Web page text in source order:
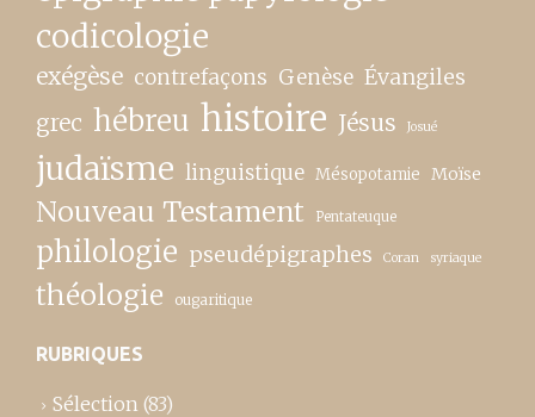
codicologie
exégèse contrefaçons Genèse Évangiles
grec hébreu histoire Jésus Josué
judaïsme linguistique Mésopotamie Moïse
Nouveau Testament Pentateuque
philologie pseudépigraphes Coran syriaque
théologie ougaritique
RUBRIQUES
Sélection (83)